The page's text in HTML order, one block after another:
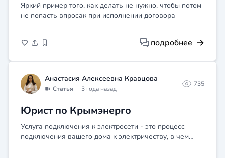
Яркий пример того, как делать не нужно, чтобы потом
не попасть впросак при исполнении договора
подробнее
Анастасия Алексеевна Кравцова
Статья 3 года назад
735
Юрист по Крымэнерго
Услуга подключения к электросети - это процесс
подключения вашего дома к электричеству, в чем